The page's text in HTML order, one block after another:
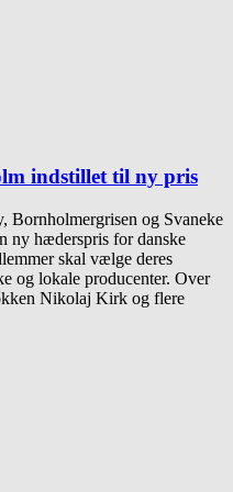
indstillet til ny pris
Bornholmergrisen og Svaneke
ny hæderspris for danske
skal vælge deres
og lokale producenter. Over
Nikolaj Kirk og flere